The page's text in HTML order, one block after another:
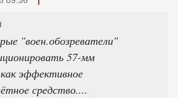
"воен.обозреватели"
57-мм
эффективное
средство....